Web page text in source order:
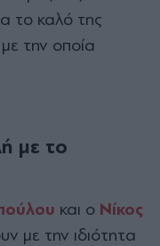
το καλό της
την οποία
με το
και ο Νίκος
με την ιδιότητα